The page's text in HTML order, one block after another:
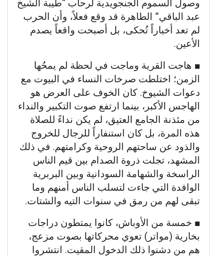
وصول السموم الجنجويدية لرحاب “طيبة الشيخ
عبد الباقي” الطاهرة قد وقع فعلاً، وأن الحرب
لم تعد أخباراً تُحكى، بل أصبحت واقعاً يصدم
الأعين.
​■ هاجت القرية وماجت في لحظة لم يمحُها
الزمن؛ اختلطت صرخات النساء في البيوت مع
دعوات الشيوخ. كان الخوف على العرض هو
الهاجس الأكبر، بينما ارتفع صوت التكبير والنداء
من مئذنة الجامع العتيق، لم يكن نداءً للصلاة
هذه المرة، بل كان استنفاراً للرجال للخروج
والذود عن ساحتهم الروحية وكرامتهم. في ذلك
المشهد، تجلت ذروة الصدام بين قيم الناس
الراسخة والشهامة السودانية وبين البربرية
الوافدة التي جاءت لتسلب الناس أمنهم وما
تبقى لهم من رمق في سنوات التيه والشتات.
​■ خمسة من الأوباش، كانوا يمتطون دراجات
بخارية (مواتر) تعوي محركاتها بصوت مزعج،
هم من دشنوا ذلك الدخول المقيت. انتشروا